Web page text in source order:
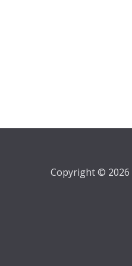
Copyright © 2026